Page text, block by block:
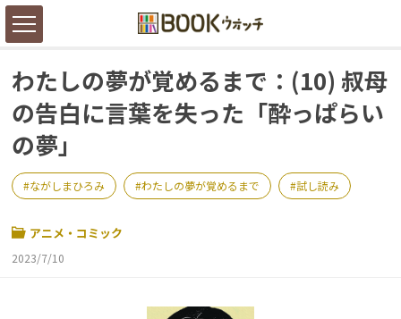
わたしの夢が覚めるまで：(10) 叔母
の告白に言葉を失った「酔っぱらい
の夢」
ながしまひろみ わたしの夢が覚めるまで 試し読み
アニメ・コミック
2023/7/10